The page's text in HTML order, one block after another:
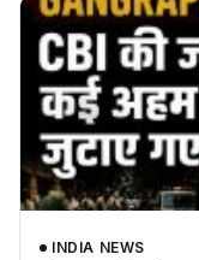
INDIA NEWS